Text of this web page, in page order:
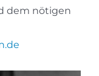
dem nötigen